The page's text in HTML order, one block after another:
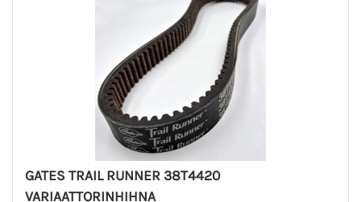
GATES TRAIL RUNNER 38T4420
VARIAATTORINHIHNA